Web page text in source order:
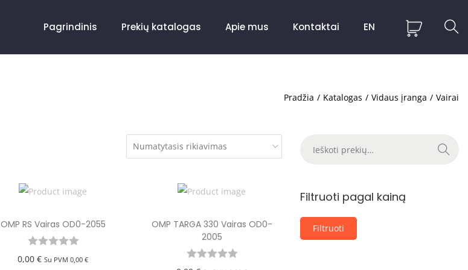
Pagrindinis Prekių katalogas Apie mus Kontaktai EN
Pradžia / Katalogas / Vidaus įranga / Vairai
OMP RS Vairas OD0-2055
0,00€ Su PVM0,00€
OMP TARGA 330 Vairas OD0-
2005
Ieškoti
Filtruoti pagal kainą
Filtruoti